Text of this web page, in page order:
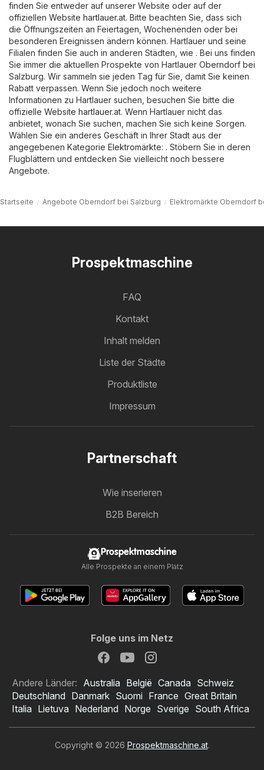
finden Sie entweder auf unserer Website oder auf der
offiziellen Website hartlauer.at. Bitte beachten Sie, dass sich
die Öffnungszeiten an Feiertagen, Wochenenden oder bei
besonderen Ereignissen ändern können. Hartlauer und seine
Filialen finden Sie auch in anderen Städten, wie . Bei uns finden
Sie immer die aktuellen Prospekte von Hartlauer Oberndorf bei
Salzburg. Wir sammeln sie jeden Tag für Sie, damit Sie keinen
Rabatt verpassen. Wenn Sie jedoch noch weitere
Informationen zu Hartlauer suchen, besuchen Sie bitte die
offizielle Website hartlauer.at. Wenn Hartlauer nicht das
anbietet, wonach Sie suchen, machen Sie sich keine Sorgen.
Wählen Sie ein anderes Geschäft in Ihrer Stadt aus der
angegebenen Kategorie Elektromärkte: . Stöbern Sie in deren
Flugblättern und entdecken Sie vielleicht noch bessere
Angebote.
Startseite Angebote Oberndorf bei Salzburg Elektromärkte Oberndorf
Prospektmaschine
FAQ
Kontakt
Inhalt melden
Liste der Städte
Produktliste
Impressum
Partnerschaft
Wie inserieren
B2B Bereich
Prospektmaschine
Alle Prospekte an einem Platz
Folge uns im Netz
Andere Länder: Australia België Canada Schweiz
Deutschland Danmark Suomi France Great Britain
Italia Lietuva Nederland Norge Sverige South Africa
Copyright © 2026 Prospektmaschine.at.